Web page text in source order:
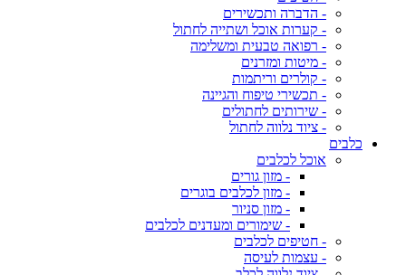
- הדברה ותכשירים
- קערות אוכל ושתייה לחתול
- רפואה טבעית ומשלימה
- מיטות ומזרנים
- קולרים וריתמות
- תכשירי טיפוח והגיינה
- שירותים לחתולים
- ציוד נלווה לחתול
כלבים
אוכל לכלבים
- מזון גורים
- מזון לכלבים בוגרים
- מזון סניור
- שימורים ומעדנים לכלבים
- חטיפים לכלבים
- עצמות לעיסה